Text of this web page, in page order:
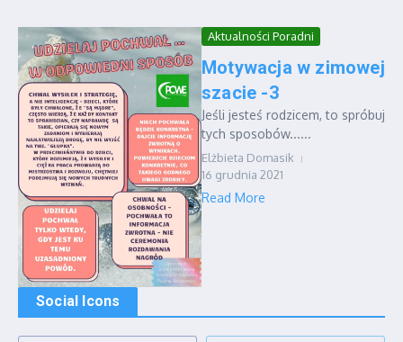
Aktualności Poradni
Motywacja w zimowej
szacie -3
Jeśli jesteś rodzicem, to spróbuj
tych sposobów......
Elżbieta Domasik
16 grudnia 2021
Read More
Social Icons